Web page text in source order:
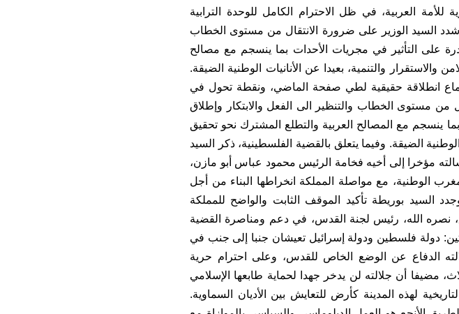
للأمة العربية، في ظل الاحترام الكامل للوحدة الترابية
شدد السيد الوزير على ضرورة الانتقال من مستوى الخطاب
على التأثير في مجريات الأحدات بما ينسجم مع مصالح
والاستقرار والتنمية، بعيدا عن الأنانيات الوطنية الضيقة.
انطلاقة حقيقية لطي صفحة الماضي، ونقطة تحول في
من مستوى الخطاب والتنظير الى الفعل والابتكار وإطلاق
ينسجم مع المصالح العربية والتطلع المشترك نحو تحقيق
الوطنية الضيقة. وفيما يتعلق بالقضية الفلسطينية، ذكر السيد
مؤخرا إلى أخيه فخامة الرئيس محمود عباس أبو مازن،
الوطنية، مع مواصلة المملكة انخراطها البناء من أجل
السيد بوريطة تأكيد الموقف الثابت والواضح للمملكة
نصره الله، رئيس لجنة القدس، في دعم ومناصرة القضية
دولة فلسطين ودولة إسرائيل تعيشان جنبا إلى جنب في
الدفاع عن الوضع الخاص للقدس، وعلى احترام حرية
مضيفا أن جلالته لن يدخر جهدا لحماية طابعها الإسلامي
لهذه المدينة كأرض للتعايش بين الأديان السماوية.